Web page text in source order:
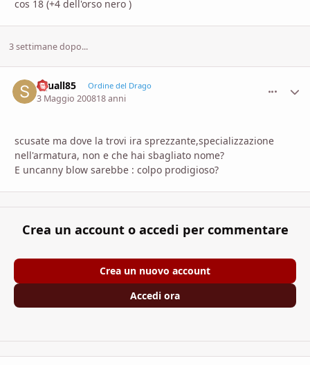
cos 18 (+4 dell'orso nero )
3 settimane dopo...
squall85 Ordine del Drago
3 Maggio 200818 anni
scusate ma dove la trovi ira sprezzante,specializzazione
nell'armatura, non e che hai sbagliato nome?
E uncanny blow sarebbe : colpo prodigioso?
Crea un account o accedi per commentare
Crea un nuovo account
Accedi ora